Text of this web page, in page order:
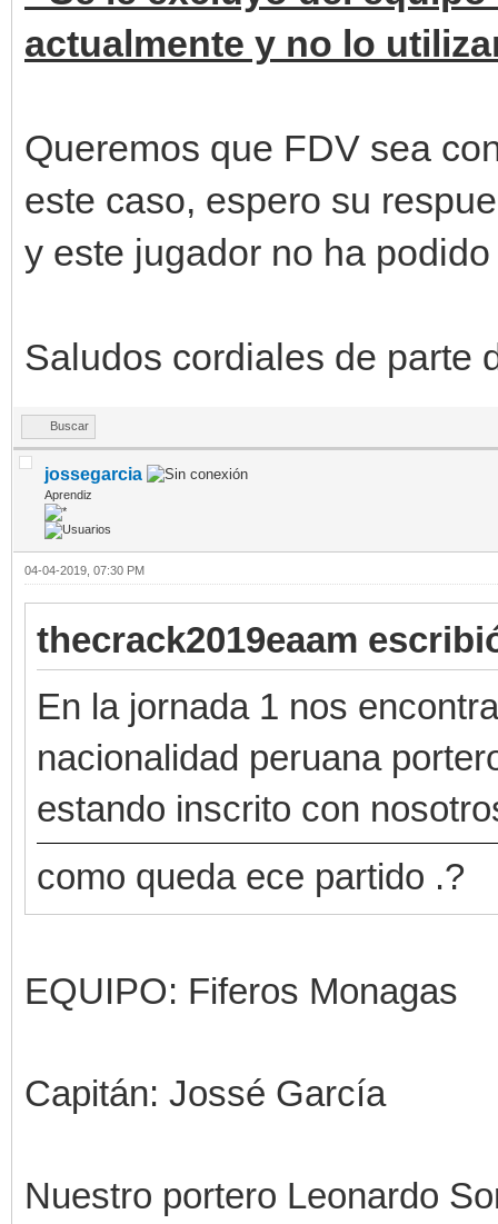
actualmente y no lo
Queremos que FDV sea
este caso, espero su
y este jugador no ha
Saludos cordiales de parte
Buscar
jossegarcia
Aprendiz
04-04-2019, 07:30 PM
thecrack2019eaam
En la jornada 1 nos
nacionalidad peruana
estando inscrito con
como queda ece partido .?
EQUIPO: Fiferos Monagas
Capitán: Jossé García
Nuestro portero Leonardo